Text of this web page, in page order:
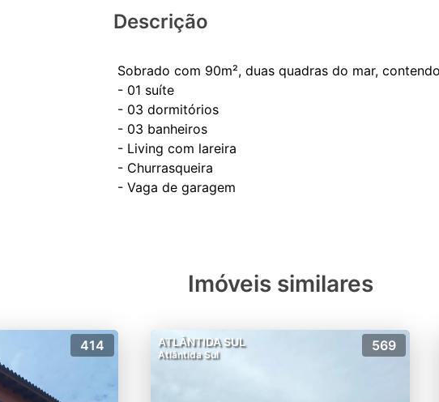
Descrição
Sobrado com 90m², duas quadras do mar,
- 01 suíte
- 03 dormitórios
- 03 banheiros
- Living com lareira
- Churrasqueira
Imóveis similares
414 ATLÂNTIDA SUL
Atlântida Sul
569